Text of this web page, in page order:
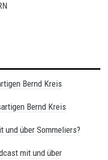
Bernd Kreis
Bernd Kreis
und über Sommeliers?
mit und über